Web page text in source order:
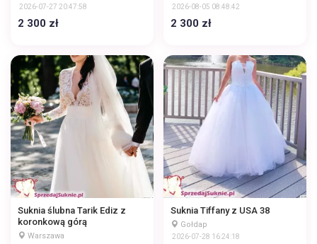
2026-07-27 20:47:58
2 300 zł
2026-08-05 08:48:42
2 300 zł
Suknia ślubna Tarik Ediz z
koronkową górą
Warszawa
Suknia Tiffany z USA 38
Gołdap
2026-07-28 16:24:18